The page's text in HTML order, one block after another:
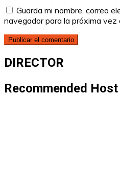
Guarda mi nombre, correo
navegador para la próxima vez
DIRECTOR
Recommended Host